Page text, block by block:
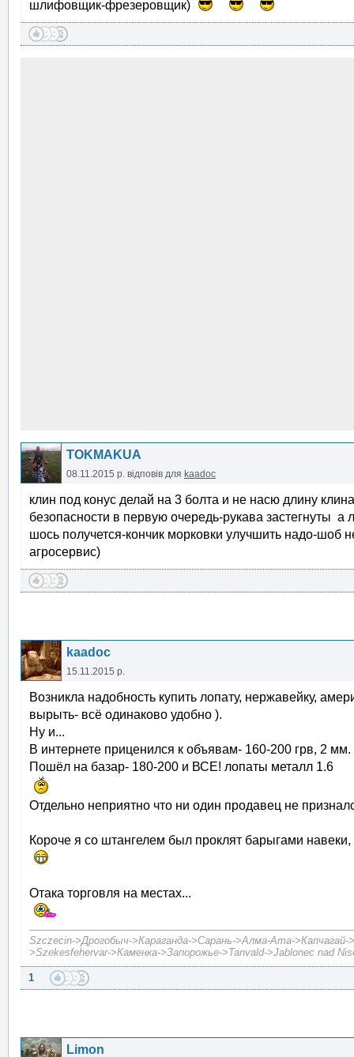
шлифовщик-фрезеровщик)
TOKMAKUA
08.11.2015 р. відповів для kaadoc
клин под конус делай на 3 болта и не насю длину
безопасности в первую очередь-рукава застегнуты
шось получется-кончик морковки улучшить надо-
агросервис)
kaadoc
15.11.2015 р.
Возникла надобность купить лопату, нержавейку,
вырыть- всё одинаково удобно ).
Ну и...
В интернете приценился к объявам- 160-200 грв, 2 мм.
Пошёл на базар- 180-200 и ВСЕ! лопаты металл 1.6
Отдельно неприятно что ни один продавец не
Короче я со штангелем был проклят барыгами навеки,
Отака торговля на местах...
Szczecin->Дрогобыч->Караганда->Сарань->Алма-Ата->Капчагай-
>Szekesfehervar->Каменка->Запорожье->Tanvald->Jablonec nad
1
Limon